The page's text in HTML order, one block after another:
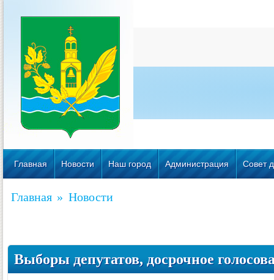
Главная Новости Наш город Администрация Совет
Главная » Новости
Выборы депутатов, досрочное